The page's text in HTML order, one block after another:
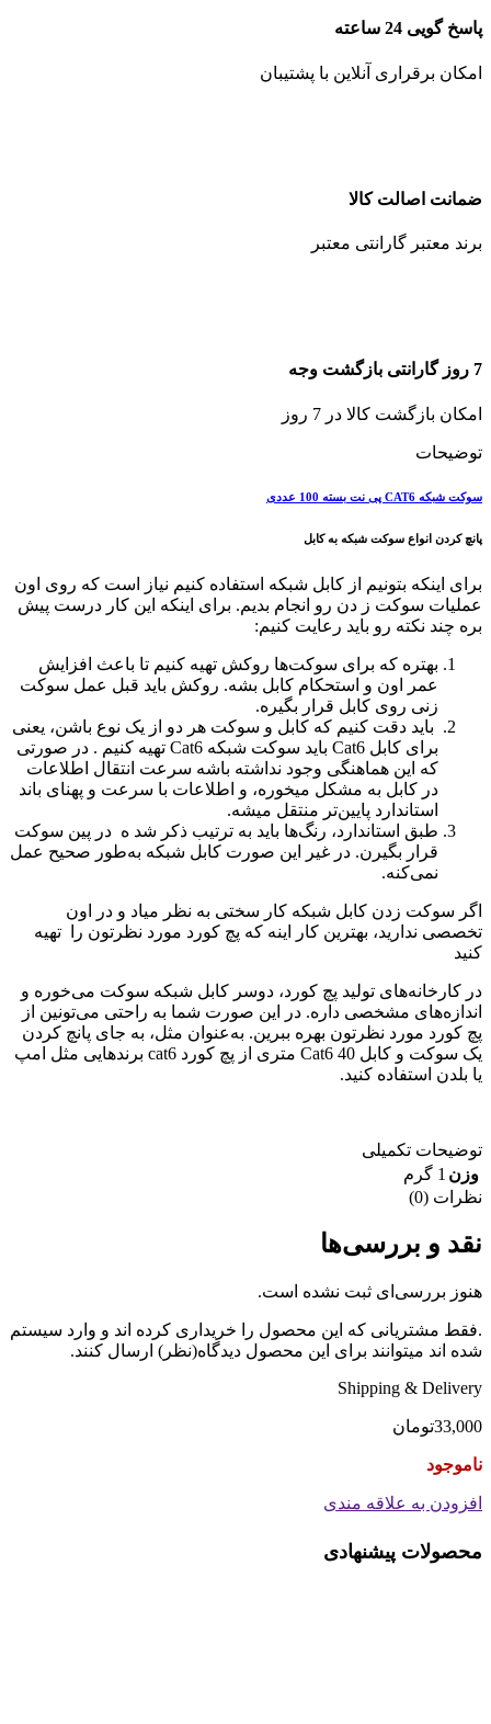
پاسخ گویی 24 ساعته
امکان برقراری آنلاین با پشتیبان
ضمانت اصالت کالا
برند معتبر گارانتی معتبر
7 روز گارانتی بازگشت وجه
امکان بازگشت کالا در 7 روز
توضیحات
سوکت شبکه CAT6 پی نت بسته 100 عددی
پانچ کردن انواع سوکت شبکه به کابل
برای اینکه بتونیم از کابل شبکه استفاده کنیم نیاز است که روی اون
عملیات سوکت ز دن رو انجام بدیم. برای اینکه این کار درست پیش
بره چند نکته رو باید رعایت کنیم:
بهتره که برای سوکت‌ها روکش تهیه کنیم تا باعث افزایش
عمر اون و استحکام کابل بشه. روکش باید قبل عمل سوکت
زنی روی کابل قرار بگیره.
باید دقت کنیم که کابل و سوکت هر دو از یک نوع باشن، یعنی
برای کابل Cat6 باید سوکت شبکه Cat6 تهیه کنیم . در صورتی
که این هماهنگی وجود نداشته باشه سرعت انتقال اطلاعات
در کابل به مشکل میخوره، و اطلاعات با سرعت و پهنای باند
استاندارد پایین‌تر منتقل میشه.
طبق استاندارد، رنگ‌ها باید به ترتیب ذکر شد ه در پین سوکت
قرار بگیرن. در غیر این صورت کابل شبکه به‌طور صحیح عمل
نمی‌کنه.
اگر سوکت زدن کابل شبکه کار سختی به نظر میاد و در اون
تخصصی ندارید، بهترین کار اینه که پچ کورد مورد نظرتون را تهیه
کنید
در کارخانه‌های تولید پچ کورد، دوسر کابل شبکه سوکت می‌خوره و
اندازه‌های مشخصی داره. در این صورت شما به راحتی می‌تونین از
پچ کورد مورد نظرتون بهره ببرین. به‌عنوان مثل، به جای پانچ کردن
یک سوکت و کابل Cat6 40 متری از پچ کورد cat6 برندهایی مثل امپ
یا بلدن استفاده کنید.
توضیحات تکمیلی
وزن 1 گرم
نظرات (0)
نقد و بررسی‌ها
هنوز بررسی‌ای ثبت نشده است.
.فقط مشتریانی که این محصول را خریداری کرده اند و وارد سیستم
شده اند میتوانند برای این محصول دیدگاه(نظر) ارسال کنند.
Shipping & Delivery
33,000تومان
ناموجود
افزودن به علاقه مندی
محصولات پیشنهادی